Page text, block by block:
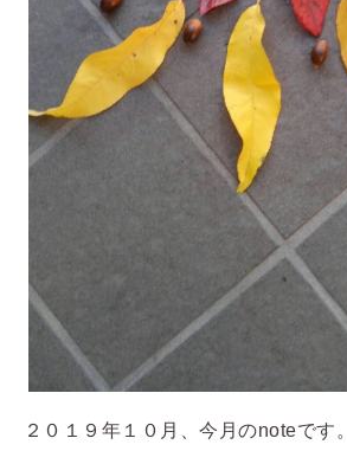
２０１９年１０月、今月のnoteです。